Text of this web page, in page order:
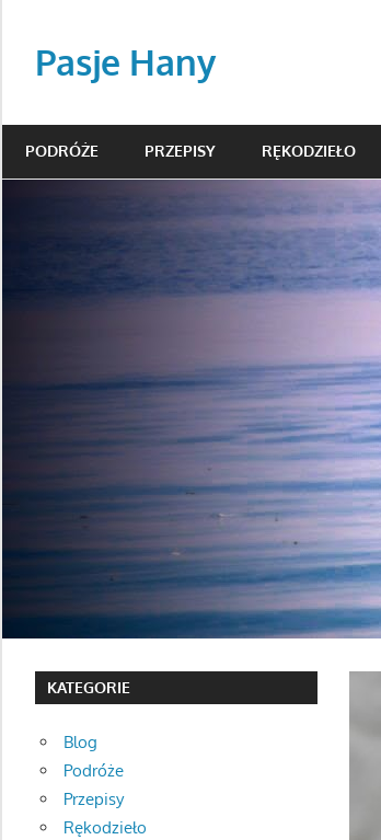
contentPasje Hany
przepisy
PODRÓŻE PRZEPISY RĘKODZIEŁO
KATEGORIE
Blog
Podróże
Przepisy
Rękodzieło